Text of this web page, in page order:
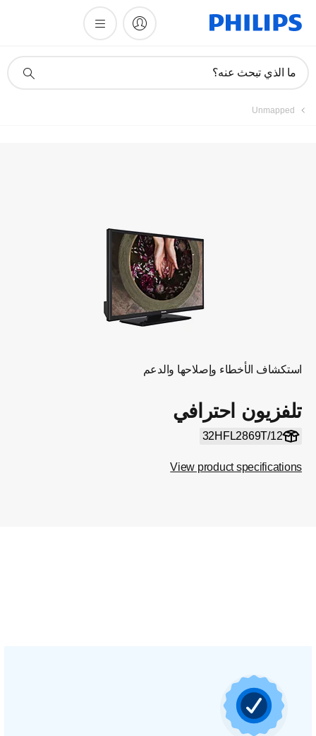
دعم
ما الذي تبحث عنه؟
Unmapped
استكشاف الأخطاء وإصلاحها والدعم
تلفزيون احترافي
32HFL2869T/12
View product specifications
تسجيل المنتج